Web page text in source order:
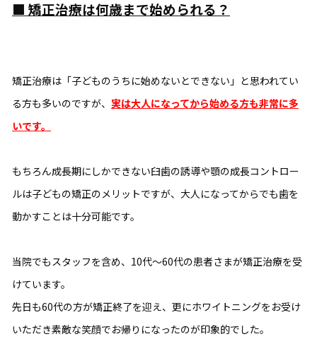
■ 矯正治療は何歳まで始められる？
矯正治療は「子どものうちに始めないとできない」と思われてい
る方も多いのですが、 実は大人になってから始める方も非常に多
いです。
もちろん成長期にしかできない臼歯の誘導や顎の成長コントロー
ルは子どもの矯正のメリットですが、大人になってからでも歯を
動かすことは十分可能です。
当院でもスタッフを含め、10代〜60代の患者さまが矯正治療を受
けています。
先日も60代の方が矯正終了を迎え、更にホワイトニングをお受け
いただき素敵な笑顔でお帰りになったのが印象的でした。